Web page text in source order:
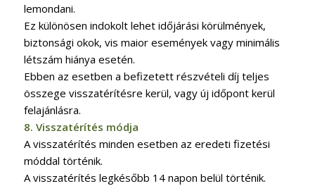
lemondani.
Ez különösen indokolt lehet időjárási körülmények,
biztonsági okok, vis maior események vagy minimális
létszám hiánya esetén.
Ebben az esetben a befizetett részvételi díj teljes
összege visszatérítésre kerül, vagy új időpont kerül
felajánlásra.
8. Visszatérítés módja
A visszatérítés minden esetben az eredeti fizetési
móddal történik.
A visszatérítés legkésőbb 14 napon belül történik.